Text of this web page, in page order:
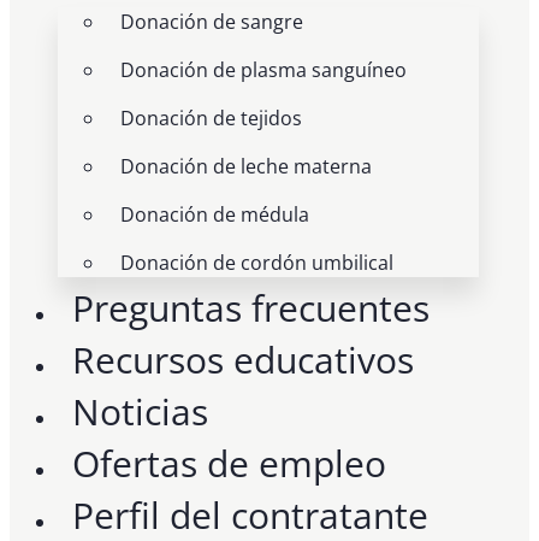
Donación de sangre
Donación de plasma sanguíneo
Donación de tejidos
Donación de leche materna
Donación de médula
Donación de cordón umbilical
Preguntas frecuentes
Recursos educativos
Noticias
Ofertas de empleo
Perfil del contratante